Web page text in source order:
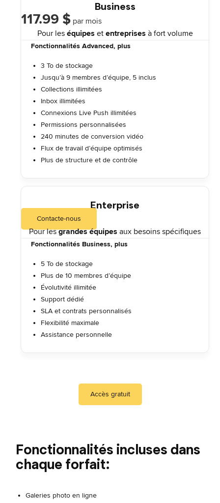
Business
117.99 $ par mois
Pour les équipes et entreprises à fort volume
Fonctionnalités Advanced, plus
3 To de stockage
Jusqu’à 9 membres d’équipe, 5 inclus
Collections illimitées
Inbox illimitées
Connexions Live Push illimitées
Permissions personnalisées
240 minutes de conversion vidéo
Flux de travail d’équipe optimisés
Plus de structure et de contrôle
Enterprise
Contacte-nous
Pour lesgrandes équipes aux besoins spécifiques
Fonctionnalités Business, plus
5 To de stockage
Plus de 10 membres d’équipe
Évolutivité illimitée
Support dédié
SLA et contrats personnalisés
Flexibilité maximale
Assistance personnelle
Accès gratuit
Fonctionnalités incluses dans
chaque forfait:
Galeries photo en ligne